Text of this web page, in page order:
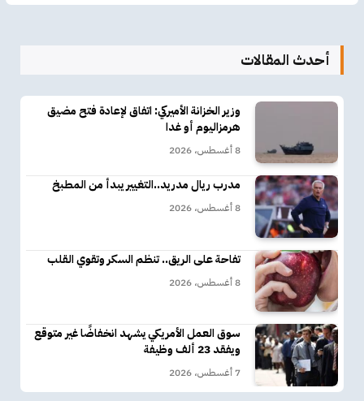
أحدث المقالات
وزير الخزانة الأميركي: اتفاق لإعادة فتح مضيق
هرمزاليوم أو غدا
8 أغسطس، 2026
مدرب ريال مدريد..التغيير يبدأ من المطبخ
8 أغسطس، 2026
تفاحة على الريق.. تنظم السكر وتقوي القلب
8 أغسطس، 2026
سوق العمل الأمريكي يشهد انخفاضًا غير متوقع
ويفقد 23 ألف وظيفة
7 أغسطس، 2026